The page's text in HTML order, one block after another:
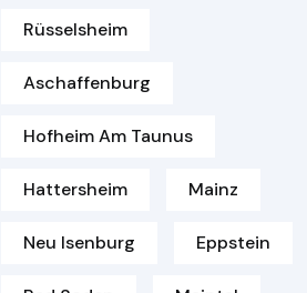
Rüsselsheim
Aschaffenburg
Hofheim Am Taunus
Hattersheim Mainz
Neu Isenburg Eppstein